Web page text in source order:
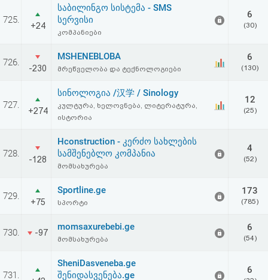
აღდგენა
კოდი
სალიცენზიო
შეთანხმება
პასუხისმგებლობის
უარყოფა
725.
+24
საბილინგო სისტემა - SMS
სერვისი
კომპანიები
6
(30)
726.
-230
MSHENEBLOBA
მრეწველობა და ტექნოლოგიები
6
(130)
727.
+274
სინოლოგია /汉学 / Sinology
კულტურა, ხელოვნება, ლიტერატურა,
ისტორია
12
(25)
728.
-128
Hconstruction - კერძო სახლების
სამშენებლო კომპანია
მომსახურება
4
(52)
729.
+75
Sportline.ge
სპორტი
173
(785)
730. -97
momsaxurebebi.ge
მომსახურება
6
(54)
731.
SheniDasveneba.ge
შენიდასვენება.ge
6